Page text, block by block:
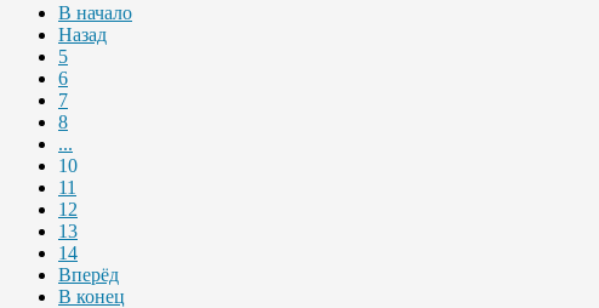
В начало
Назад
5
6
7
8
...
10
11
12
13
14
Вперёд
В конец